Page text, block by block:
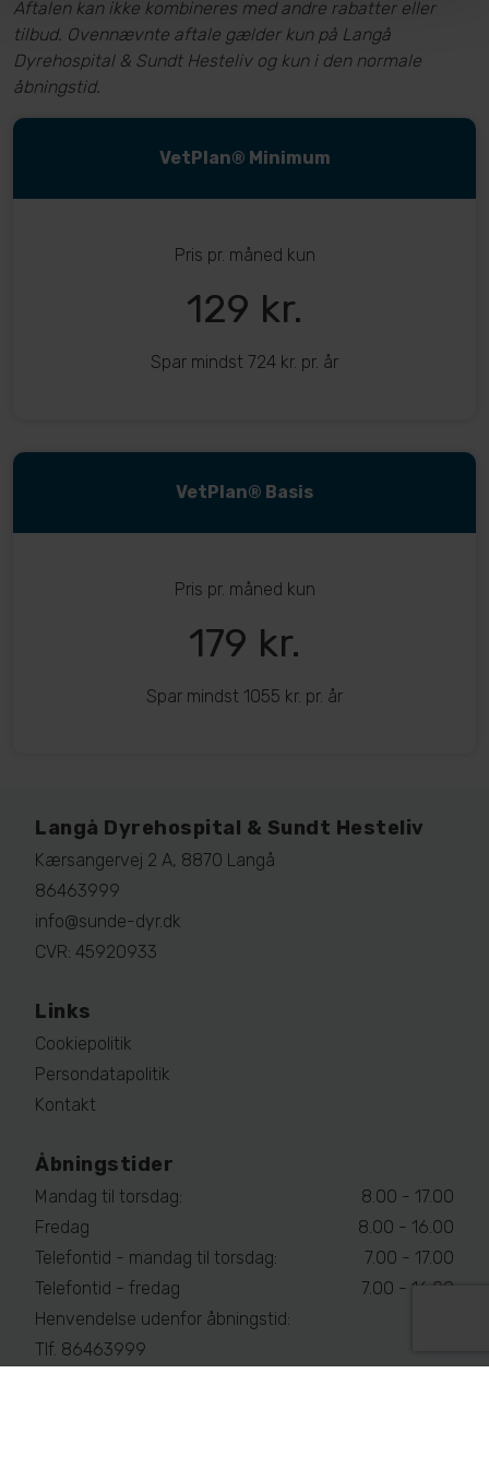
Aftalen kan ikke kombineres med andre rabatter eller
tilbud. Ovennævnte aftale gælder kun på Langå
Dyrehospital & Sundt Hesteliv og kun i den normale
åbningstid.
VetPlan® Minimum
Pris pr. måned kun
129 kr.
Spar mindst 724 kr. pr. år
VetPlan® Basis
Pris pr. måned kun
179 kr.
Spar mindst 1055 kr. pr. år
Langå Dyrehospital & Sundt Hesteliv
Kærsangervej 2 A, 8870 Langå
86463999
info@sunde-dyr.dk
CVR: 45920933
Links
Cookiepolitik
Persondatapolitik
Kontakt
Åbningstider
Mandag til torsdag:
8.00 - 17.00
Fredag
8.00 - 16.00
Telefontid - mandag til torsdag:
7.00 - 17.00
Telefontid - fredag
7.00 - 16.00
Henvendelse udenfor åbningstid:
Tlf. 86463999